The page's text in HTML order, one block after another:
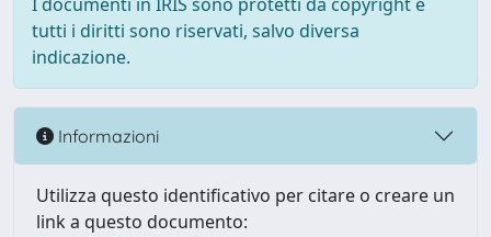
tutti i diritti sono riservati, salvo diversa
indicazione.
Informazioni
Utilizza questo identificativo per citare o creare un
link a questo documento: